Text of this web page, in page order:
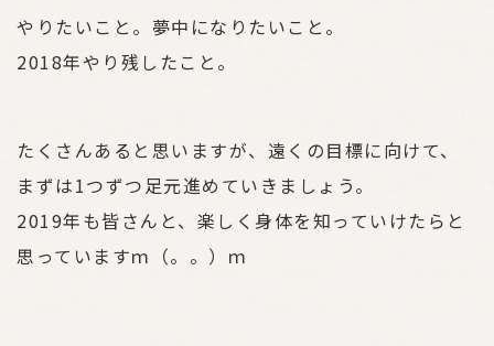
やりたいこと。夢中になりたいこと。
2018年やり残したこと。
たくさんあると思いますが、遠くの目標に向けて、
まずは1つずつ足元進めていきましょう。
2019年も皆さんと、楽しく身体を知っていけたらと
思っていますｍ（。。）ｍ